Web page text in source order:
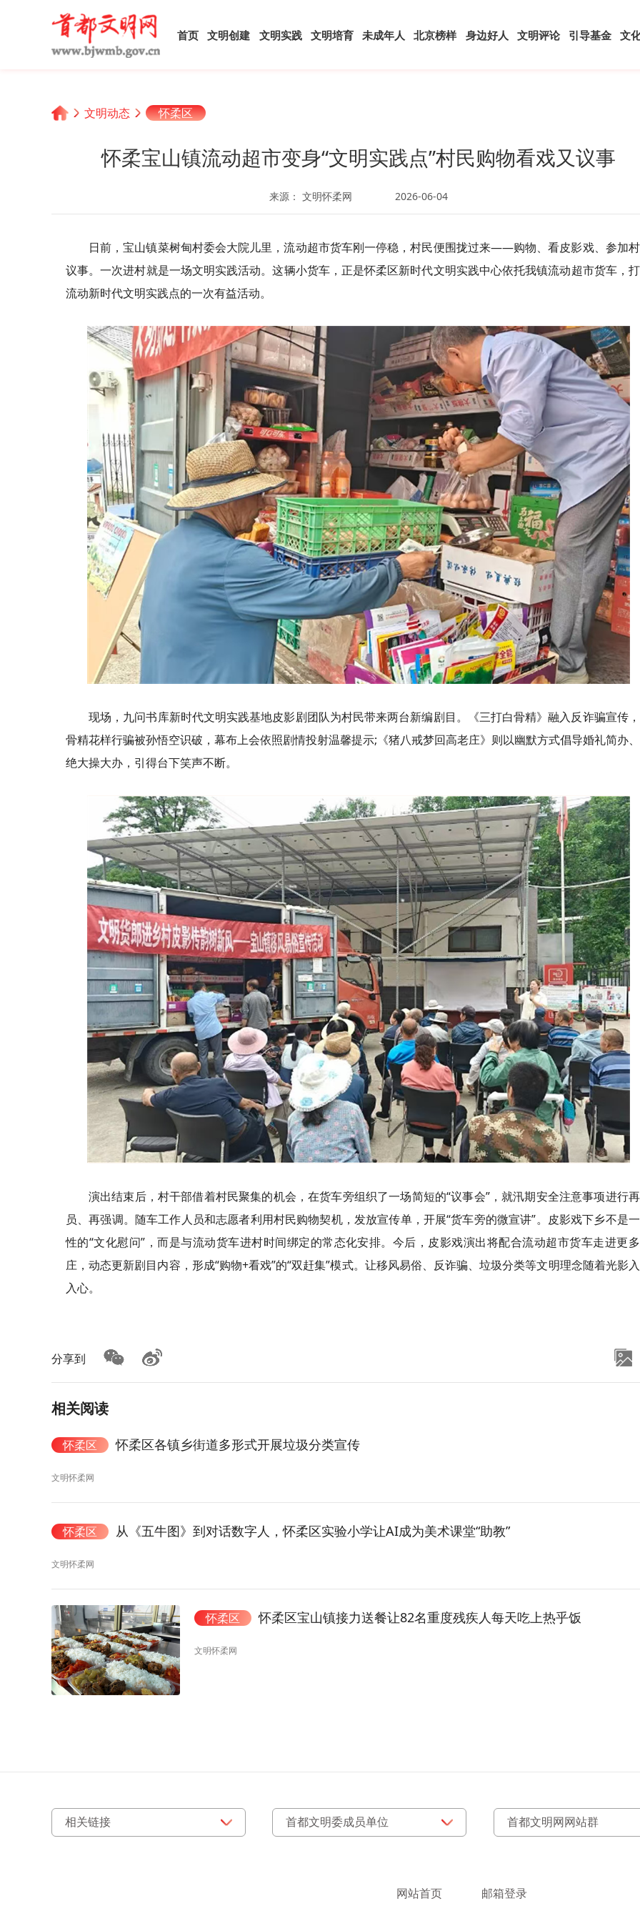
首页 文明创建 文明实践 文明培育 未成年人 北京榜样 身边好人 文明评论 引导基金 文
文明动态 怀柔区
怀柔宝山镇流动超市变身“文明实践点”村民购物看戏又议事
来源： 文明怀柔网 2026-06-04
日前，宝山镇菜树甸村委会大院儿里，流动超市货车刚一停稳，村民便围拢过来——购物、看皮影戏、参加
议事。一次进村就是一场文明实践活动。这辆小货车，正是怀柔区新时代文明实践中心依托我镇流动超市货车，
流动新时代文明实践点的一次有益活动。
现场，九问书库新时代文明实践基地皮影剧团队为村民带来两台新编剧目。《三打白骨精》融入反诈骗宣传
骨精花样行骗被孙悟空识破，幕布上会依照剧情投射温馨提示;《猪八戒梦回高老庄》则以幽默方式倡导婚礼简办
绝大操大办，引得台下笑声不断。
演出结束后，村干部借着村民聚集的机会，在货车旁组织了一场简短的“议事会”，就汛期安全注意事项进行
员、再强调。随车工作人员和志愿者利用村民购物契机，发放宣传单，开展“货车旁的微宣讲”。皮影戏下乡不是
性的“文化慰问”，而是与流动货车进村时间绑定的常态化安排。今后，皮影戏演出将配合流动超市货车走进更
庄，动态更新剧目内容，形成“购物+看戏”的“双赶集”模式。让移风易俗、反诈骗、垃圾分类等文明理念随着光影
入心。
分享到
相关阅读
怀柔区 怀柔区各镇乡街道多形式开展垃圾分类宣传
文明怀柔网
怀柔区 从《五牛图》到对话数字人，怀柔区实验小学让AI成为美术课堂“助教”
文明怀柔网
怀柔区 怀柔区宝山镇接力送餐让82名重度残疾人每天吃上热乎饭
文明怀柔网
网站首页 邮箱登录